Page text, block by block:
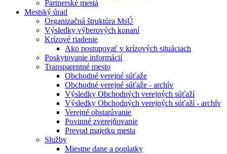
Partnerské mestá
Mestský úrad
Organizačná štruktúra MsÚ
Výsledky výberových konaní
Krízové riadenie
Ako postupovať v krízových situáciach
Poskytovanie informácií
Transparentné mesto
Obchodné verejné súťaže
Obchodné verejné súťaže - archív
Výsledky Obchodných verejných súťaží
Výsledky Obchodných verejných súťaží - archív
Verejné obstarávanie
Povinné zverejňovanie
Prevod majetku mesta
Služby
Miestne dane a poplatky